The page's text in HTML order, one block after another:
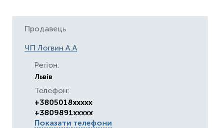
Продавець
ЧП Логвин А.А
Регіон:
Львів
Телефон:
+3805018xxxxx
+3809891xxxxx
Показати телефони